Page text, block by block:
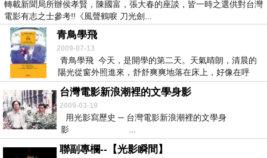
轉載新聞局所辦侯孝賢，陳國富，張大春的座談，皆一時之選供對台灣
電影有志之士參考!!《風聲鶴唳 刀光劍...
青鳥學飛
2009-07-13
青鳥學飛 今天，是開學的第二天。天氣晴朗，清晨的
陽光從窗外照進來，舒舒爽爽地落在床上，好像在呼
喚...
台灣電影新浪潮裡的文學身影
2009-03-19
用光影寫歷史 ─ 台灣電影新浪潮裡的文學身
影 ...
聯副專欄--【光影瞬間】